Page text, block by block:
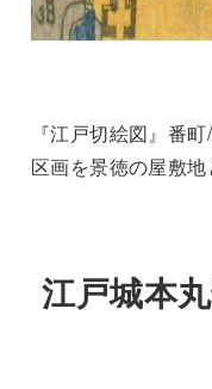
『江戸切絵図』番
区画を景徳の屋敷
江戸城本